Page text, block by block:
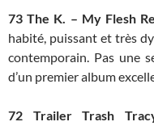
73The K. – My Flesh
habité, puissant et très
contemporain. Pas une
d’un premier album
72 Trailer Trash